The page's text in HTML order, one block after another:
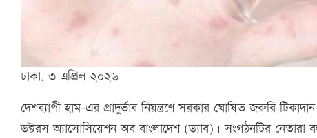
ঢাকা, ৩ এপ্রিল ২০২৬
দেশব্যাপী হাম-এর প্রাদুর্ভাব নিয়ন্ত্রণে সরকার ঘোষিত জরুরি
ডক্টরস অ্যাসোসিয়েশন অব বাংলাদেশ (ড্যাব)। সংগঠনটির